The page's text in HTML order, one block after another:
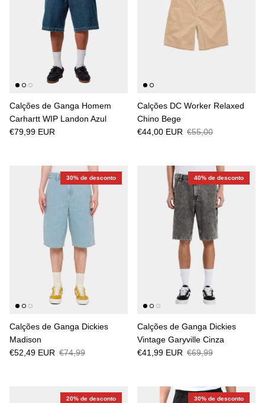
Calções de Ganga Homem
Carhartt WIP Landon Azul
€79,99 EUR
Calções DC Worker Relaxed
Chino Bege
€44,00 EUR €55,00
30% de desconto
Calções de Ganga Dickies
Madison
€52,49 EUR €74,99
40% de desconto
Calções de Ganga Dickies
Vintage Garyville Cinza
€41,99 EUR €69,99
20% de desconto 30% de desconto